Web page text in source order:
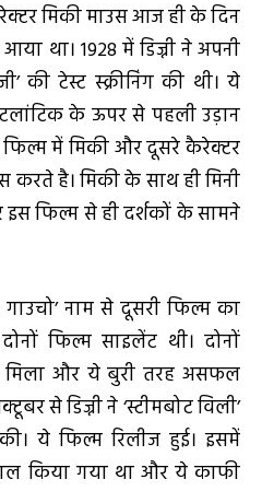
मिकी माउस आज ही के दिन
था। 1928 में डिज्नी ने अपनी
की टेस्ट स्क्रीनिंग की थी। ये
के ऊपर से पहली उड़ान
फिल्म में मिकी और दूसरे कैरेक्टर
करते है। मिकी के साथ ही मिनी
फिल्म से ही दर्शकों के सामने
गाउचो’ नाम से दूसरी फिल्म का
फिल्म साइलेंट थी। दोनों
मिला और ये बुरी तरह असफल
से डिज्नी ने ‘स्टीमबोट विली’
ये फिल्म रिलीज हुई। इसमें
किया गया था और ये काफी